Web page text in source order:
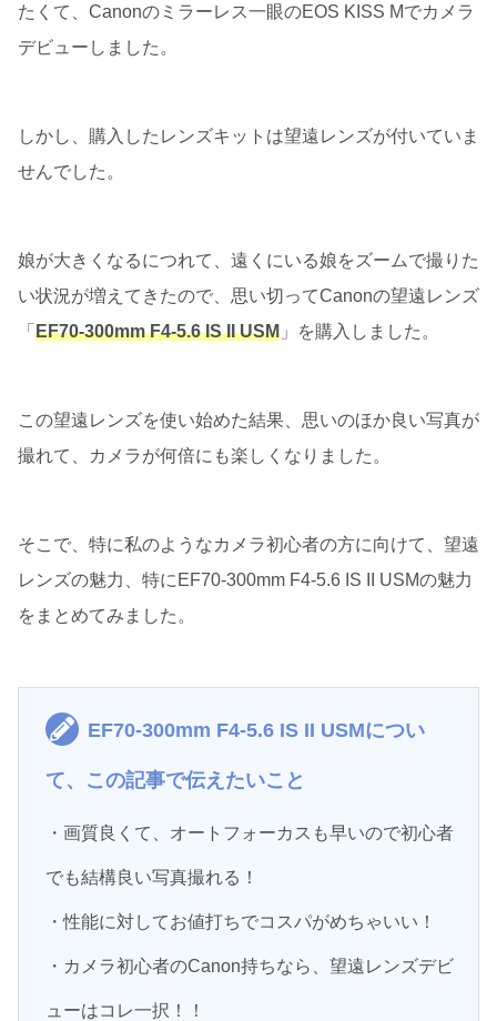
たくて、Canonのミラーレス一眼のEOS KISS Mでカメラ
デビューしました。
しかし、購入したレンズキットは望遠レンズが付いていま
せんでした。
娘が大きくなるにつれて、遠くにいる娘をズームで撮りた
い状況が増えてきたので、思い切ってCanonの望遠レンズ
「 EF70-300mm F4-5.6 IS II USM 」を購入しました。
この望遠レンズを使い始めた結果、思いのほか良い写真が
撮れて、カメラが何倍にも楽しくなりました。
そこで、特に私のようなカメラ初心者の方に向けて、望遠
レンズの魅力、特にEF70-300mm F4-5.6 IS II USMの魅力
をまとめてみました。
EF70-300mm F4-5.6 IS II USMについ
て、この記事で伝えたいこと
・画質良くて、オートフォーカスも早いので初心者
でも結構良い写真撮れる！
・性能に対してお値打ちでコスパがめちゃいい！
・カメラ初心者のCanon持ちなら、望遠レンズデビ
ューはコレ一択！！